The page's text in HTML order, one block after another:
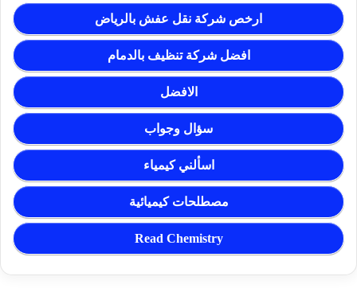
ارخص شركة نقل عفش بالرياض
افضل شركة تنظيف بالدمام
الافضل
سؤال وجواب
اسألني كيمياء
مصطلحات كيميائية
Read Chemistry